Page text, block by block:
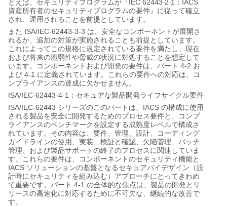
とえば、セキュリティプログラムが『 IEC 62443‐2‐1 ： IACS
資産所有者のセキュリティプログラムの要件』に従って確立
され、運用されることを前提としています。
また ISA/IEC-62443-3-3 は、安全なコンポーネントが展開さ
れるか、追加の対策が実施されることも前提としています。
これによってこの規格に規定されている要件を満たし、現在
および将来の脆弱性や脅威の状況に対処することを想定して
います。コンポーネントおよび開発の要件は、パート 4-2 お
よび 4-1 に定義されています。これらの要件への対応は、コ
ンプライアンスの達成に欠かせません。
ISA/IEC-62443-4-1 ：セキュアな製品開発ライフサイクル要件
ISA/IEC-62443 シリーズのこのパートは、 IACS の構成に使用
される製品を安全に開発するためのプロセス要件と、コンプ
ライアンスのベンチマークを設定する成熟度レベルで構成さ
れています。その内容は、要件、管理、設計、コーディング
ガイドラインの使用、実装、検証と確認、欠陥管理、パッチ
管理、および製品サポートの終了のプロセスに関連していま
す。これらの要件は、コンポーネントのセキュリティ機能と
IACS ソリューションの基盤となるセキュアバイデザイン（設
計時にセキュリティを組み込む）アプローチにとってきわめ
て重要です。パート 4-1 の全体的な焦点は、製品の開発とリ
リースの高速化に対応するために不可欠な、継続的な改善で
す。